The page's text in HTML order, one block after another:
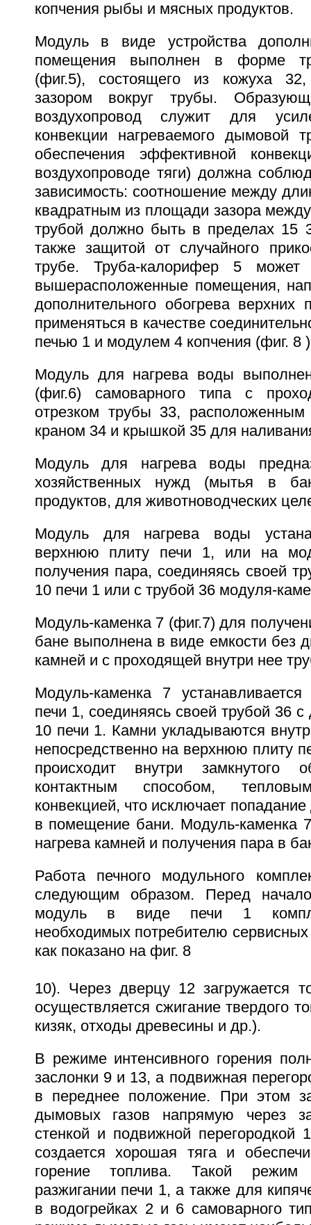
копчения рыбы и мясных продуктов.
Модуль в виде устройства
помещения выполнен в форме
(фиг.5), состоящего из кожуха
зазором вокруг трубы.
воздухопровод служит для
конвекции нагреваемого дымовой
обеспечения эффективной
воздухопроводе тяги) должна
зависимость: соотношение между
квадратным из площади зазора
трубой должно быть в пределах 15
также защитой от случайного
трубе. Труба-калорифер 5
вышерасположенные помещения,
дополнительного обогрева
применяться в качестве
печью 1 и модулем 4 копчения (фиг. 8
Модуль для нагрева воды
(фиг.6) самоварного типа с
отрезком трубы 33,
краном 34 и крышкой 35 для
Модуль для нагрева воды
хозяйственных нужд (мытья в
продуктов, для животноводческих
Модуль для нагрева воды
верхнюю плиту печи 1, или на
получения пара, соединяясь своей
10 печи 1 или с трубой 36 модуля-
Модуль-каменка 7 (фиг.7) для
бане выполнена в виде емкости без
камней и с проходящей внутри нее
Модуль-каменка 7
печи 1, соединяясь своей трубой 36
10 печи 1. Камни укладываются
непосредственно на верхнюю плиту
происходит внутри замкнутого
контактным способом,
конвекцией, что исключает
в помещение бани. Модуль-каменка
нагрева камней и получения пара в
Работа печного модульного
следующим образом. Перед
модуль в виде печи 1
необходимых потребителю
как показано на фиг. 8
10). Через дверцу 12 загружается
осуществляется сжигание твердого
кизяк, отходы древесины и др.).
В режиме интенсивного горения
заслонки 9 и 13, а подвижная
в переднее положение. При этом
дымовых газов напрямую через
стенкой и подвижной
создается хорошая тяга и
горение топлива. Такой режим
разжигании печи 1, а также для
в водогрейках 2 и 6 самоварного